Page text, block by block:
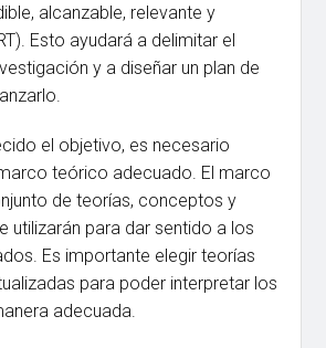
alcanzable, relevante y
Esto ayudará a delimitar el
y a diseñar un plan de
el objetivo, es necesario
teórico adecuado. El marco
de teorías, conceptos y
utilizarán para dar sentido a los
Es importante elegir teorías
para poder interpretar los
adecuada.